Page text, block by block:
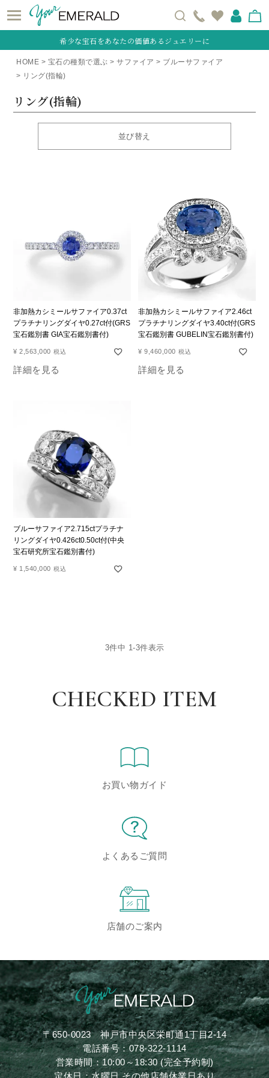
希少な宝石をあなたの価値あるジュエリーに
HOME 宝石の種類で選ぶ サファイア
ブルーサファイア
リング(指輪)
リング(指輪)
並び替え
非加熱カシミールサファイア0.37ct
プラチナリングダイヤ0.27ct付(GRS
宝石鑑別書 GIA宝石鑑別書付)
¥ 2,563,000 税込
詳細を見る
非加熱カシミールサファイア2.46ct
プラチナリングダイヤ3.40ct付(GRS
宝石鑑別書 GUBELIN宝石鑑別書付)
¥ 9,460,000 税込
詳細を見る
ブルーサファイア2.715ctプラチナ
リングダイヤ0.426ct0.50ct付(中央
宝石研究所宝石鑑別書付)
¥ 1,540,000 税込
3件中 1-3件表示
CHECKED ITEM
お買い物ガイド
よくあるご質問
店舗のご案内
〒650-0023神戸市中央区栄町通1丁目2-14
電話番号：078-322-1114
営業時間：10:00～18:30 (完全予約制)